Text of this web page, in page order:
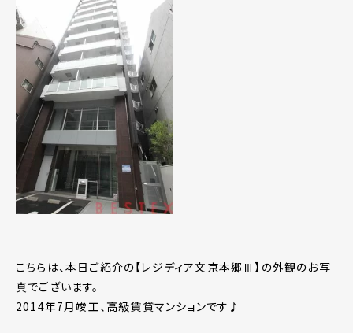
こちらは、本日ご紹介の【レジディア文京本郷Ⅲ】の外観のお写
真でございます。
2014年7月竣工、高級賃貸マンションです♪